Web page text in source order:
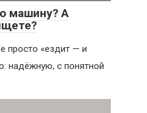
машину? А
просто «ездит — и
надёжную, с понятной